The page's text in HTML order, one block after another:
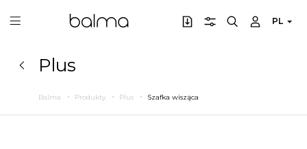
PL
Plus
Balma Produkty Plus Szafka wisząca